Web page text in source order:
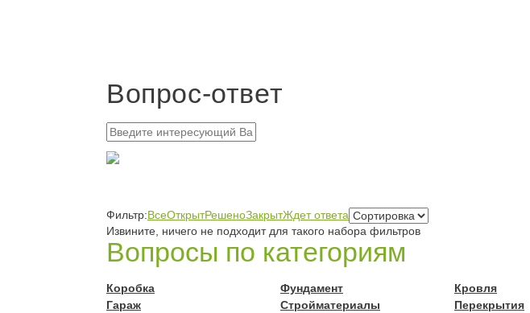
Вопрос-ответ
Фильтр:ВсеОткрытРешеноЗакрытЖдет ответа
Извините, ничего не подходит для такого набора фильтров
Вопросы по категориям
Коробка Фундамент Кровля
Гараж
Стройматериалы Перекрытия